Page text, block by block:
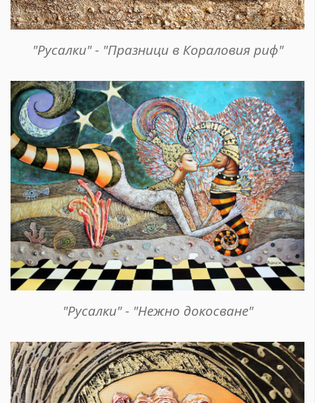
"Русалки" - "Празници в Кораловия риф"
"Русалки" - "Нежно докосване"